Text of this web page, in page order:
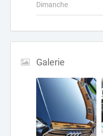
Dimanche
Galerie